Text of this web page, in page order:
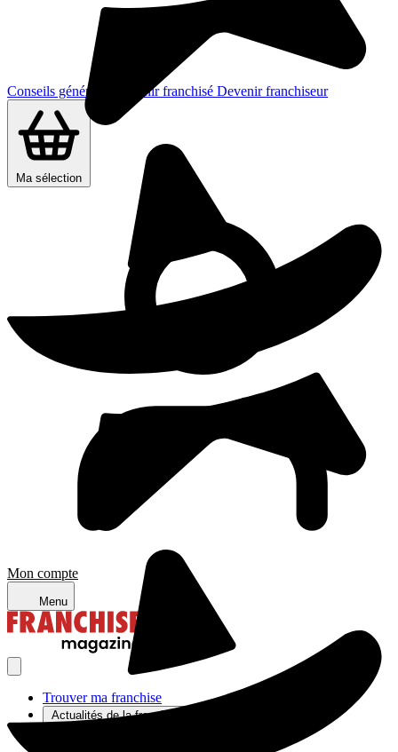
Conseils généraux Devenir franchisé Devenir franchiseur
Ma sélection
Mon compte
Menu
Trouver ma franchise
Actualités de la franchise